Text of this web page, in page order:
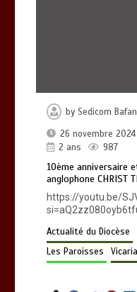
de
KING
bySedicom
26 novembre 2024
2 ans
987
10ème anniversaire
anglophone CHRIST
https://youtu.be/
Actualité du Diocèse
Les Paroisses